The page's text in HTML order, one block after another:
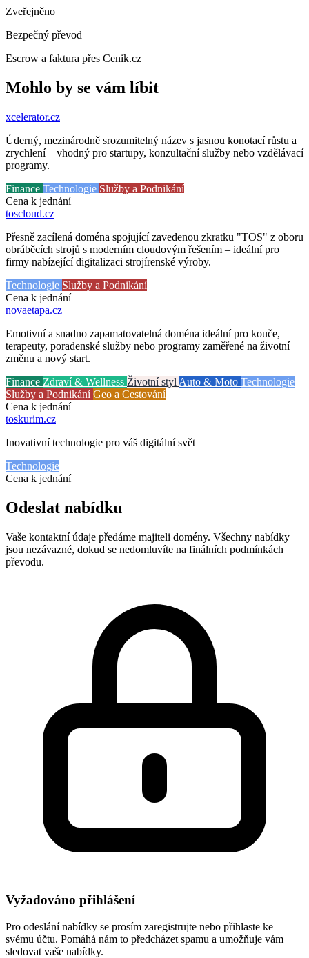
Zveřejněno
Bezpečný převod
Escrow a faktura přes Cenik.cz
Mohlo by se vám líbit
xcelerator.cz
Úderný, mezinárodně srozumitelný název s jasnou konotací růstu a
zrychlení – vhodný pro startupy, konzultační služby nebo vzdělávací
programy.
Finance Technologie Služby a Podnikání
Cena k jednání
toscloud.cz
Přesně zacílená doména spojující zavedenou zkratku "TOS" z oboru
obráběcích strojů s moderním cloudovým řešením – ideální pro
firmy nabízející digitalizaci strojírenské výroby.
Technologie Služby a Podnikání
Cena k jednání
novaetapa.cz
Emotivní a snadno zapamatovatelná doména ideální pro kouče,
terapeuty, poradenské služby nebo programy zaměřené na životní
změnu a nový start.
Finance Zdraví & Wellness Životní styl Auto & Moto Technologie
Služby a PodnikáníGeo a Cestování
Cena k jednání
toskurim.cz
Inovativní technologie pro váš digitální svět
Technologie
Cena k jednání
Odeslat nabídku
Vaše kontaktní údaje předáme majiteli domény. Všechny nabídky
jsou nezávazné, dokud se nedomluvíte na finálních podmínkách
převodu.
Vyžadováno přihlášení
Pro odeslání nabídky se prosím zaregistrujte nebo přihlaste ke
svému účtu. Pomáhá nám to předcházet spamu a umožňuje vám
sledovat vaše nabídky.